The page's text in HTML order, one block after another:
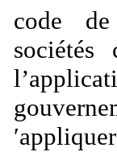
code
sociétés